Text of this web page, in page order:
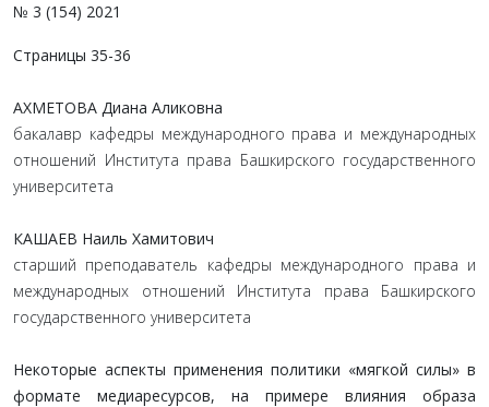
№ 3 (154) 2021
Страницы 35-36
АХМЕТОВА Диана Аликовна
бакалавр кафедры международного права и международных
отношений Института права Башкирского государственного
университета
КАШАЕВ Наиль Хамитович
старший преподаватель кафедры международного права и
международных отношений Института права Башкирского
государственного университета
Некоторые аспекты применения политики «мягкой силы» в
формате медиаресурсов, на примере влияния образа